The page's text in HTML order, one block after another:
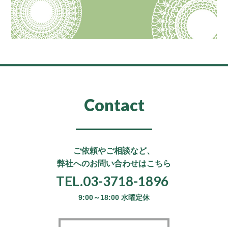
Contact
ご依頼やご相談など、
弊社へのお問い合わせはこちら
TEL.03-3718-1896
9:00～18:00 水曜定休